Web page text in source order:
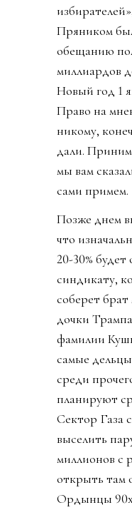
Пряником
обещанию
миллиардов
Новый год 1
Право на
никому,
дали.
мы вам
сами примем.
Позже днем
что
20-30% будет
синдикату,
соберет
дочки
фамилии
самые
среди
планируют
Сектор Газа
выселить
миллионов с
открыть там
Ордынцы